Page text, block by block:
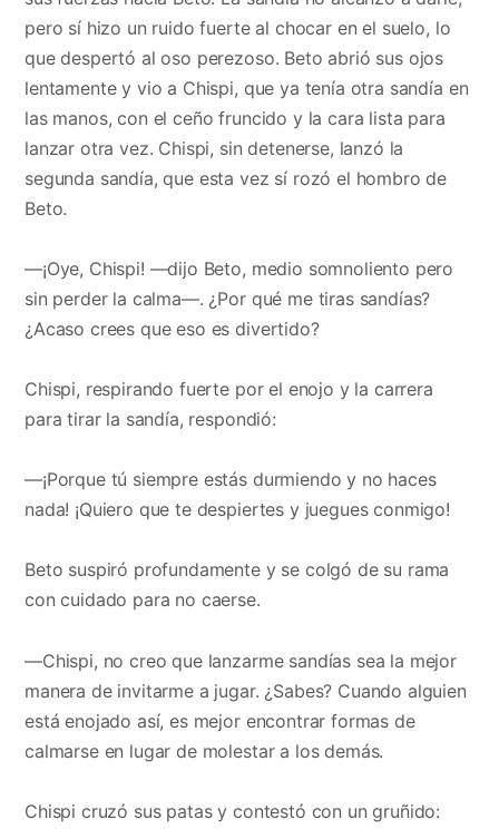
pero sí hizo un ruido fuerte al chocar en el suelo, lo
que despertó al oso perezoso. Beto abrió sus ojos
lentamente y vio a Chispi, que ya tenía otra sandía en
las manos, con el ceño fruncido y la cara lista para
lanzar otra vez. Chispi, sin detenerse, lanzó la
segunda sandía, que esta vez sí rozó el hombro de
Beto.
—¡Oye, Chispi! —dijo Beto, medio somnoliento pero
sin perder la calma—. ¿Por qué me tiras sandías?
¿Acaso crees que eso es divertido?
Chispi, respirando fuerte por el enojo y la carrera
para tirar la sandía, respondió:
—¡Porque tú siempre estás durmiendo y no haces
nada! ¡Quiero que te despiertes y juegues conmigo!
Beto suspiró profundamente y se colgó de su rama
con cuidado para no caerse.
—Chispi, no creo que lanzarme sandías sea la mejor
manera de invitarme a jugar. ¿Sabes? Cuando alguien
está enojado así, es mejor encontrar formas de
calmarse en lugar de molestar a los demás.
Chispi cruzó sus patas y contestó con un gruñido: